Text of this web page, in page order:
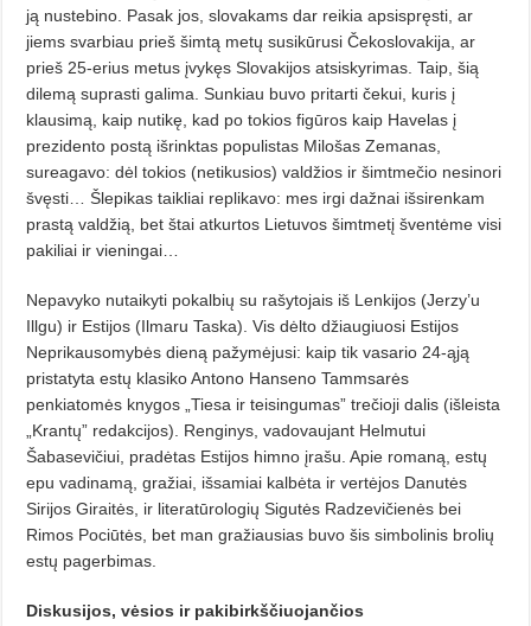
ją nustebino. Pasak jos, slovakams dar reikia apsispręsti, ar
jiems svarbiau prieš šimtą metų susikūrusi Čekoslovakija, ar
prieš 25-erius metus įvykęs Slovakijos atsiskyrimas. Taip, šią
dilemą suprasti galima. Sunkiau buvo pritarti čekui, kuris į
klausimą, kaip nutikę, kad po tokios figūros kaip Havelas į
prezidento postą išrinktas populistas Milošas Zemanas,
sureagavo: dėl tokios (netikusios) valdžios ir šimtmečio nesinori
švęsti… Šlepikas taikliai replikavo: mes irgi dažnai išsirenkam
prastą valdžią, bet štai atkurtos Lietuvos šimtmetį šventėme visi
pakiliai ir vieningai…
Nepavyko nutaikyti pokalbių su rašytojais iš Lenkijos (Jerzy’u
Illgu) ir Estijos (Ilmaru Taska). Vis dėlto džiaugiuosi Estijos
Neprikausomybės dieną pažymėjusi: kaip tik vasario 24-ąją
pristatyta estų klasiko Antono Hanseno Tammsarės
penkiatomės knygos „Tiesa ir teisingumas” trečioji dalis (išleista
„Krantų” redakcijos). Renginys, vadovaujant Helmutui
Šabasevičiui, pradėtas Estijos himno įrašu. Apie romaną, estų
epu vadinamą, gražiai, išsamiai kalbėta ir vertėjos Danutės
Sirijos Giraitės, ir literatūrologių Sigutės Radzevičienės bei
Rimos Pociūtės, bet man gražiausias buvo šis simbolinis brolių
estų pagerbimas.
Diskusijos, vėsios ir pakibirkščiuojančios